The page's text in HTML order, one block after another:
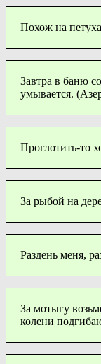
Похож на
Завтра в баню
умывается.
Проглотить-то
За рыбой на
Раздень меня,
За мотыгу
колени